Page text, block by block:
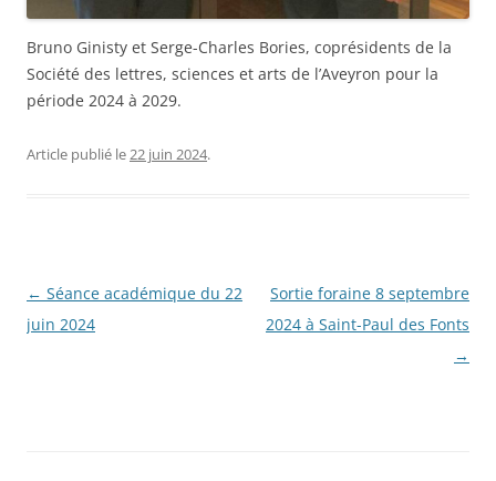
Bruno Ginisty et Serge-Charles Bories, coprésidents de la
Société des lettres, sciences et arts de l’Aveyron pour la
période 2024 à 2029.
Article publié le22 juin 2024.
Navigation
des
← Séance académique du 22
juin 2024
Sortie foraine 8 septembre
2024 à Saint-Paul des Fonts
→